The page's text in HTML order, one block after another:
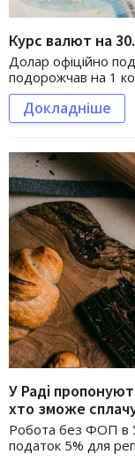
Курс валют на
Долар офіційно
подорожчав на 1
Докладніше
У Раді
хто зможе
Робота без ФОП в
податок 5% для